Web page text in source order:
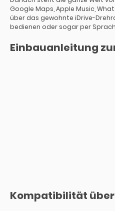
Google Maps, Apple Music,
über das gewohnte iDrive-
bedienen oder sogar per
Einbauanleitung
Kompatibilität